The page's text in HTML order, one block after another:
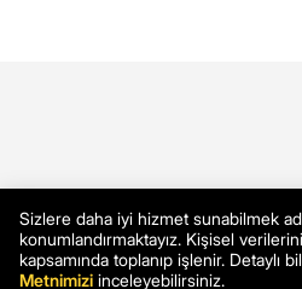
Sizlere daha iyi hizmet sunabilmek
konumlandırmaktayız. Kişisel
kapsamında toplanıp işlenir. Detaylı
Metnimizi inceleyebilirsiniz.